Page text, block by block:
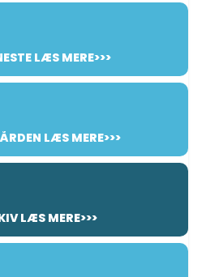
LÆS MERE>>>
LÆS MERE>>>
LÆS MERE>>>